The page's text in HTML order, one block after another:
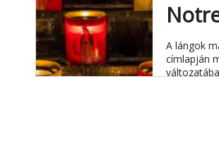
A lángok
címlapján